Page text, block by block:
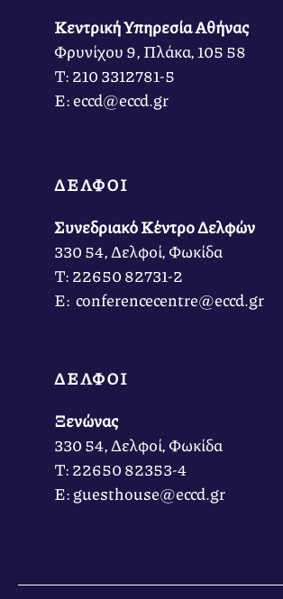
Κεντρική Υπηρεσία Αθήνας
Φρυνίχου 9, Πλάκα, 105 58
Τ: 210 3312781-5
Ε: eccd@eccd.gr
ΔΕΛΦΟΙ
Συνεδριακό Κέντρο Δελφών
330 54, Δελφοί, Φωκίδα
Τ: 22650 82731-2
Ε: conferencecentre@eccd.gr
ΔΕΛΦΟΙ
Ξενώνας
330 54, Δελφοί, Φωκίδα
Τ: 22650 82353-4
Ε: guesthouse@eccd.gr